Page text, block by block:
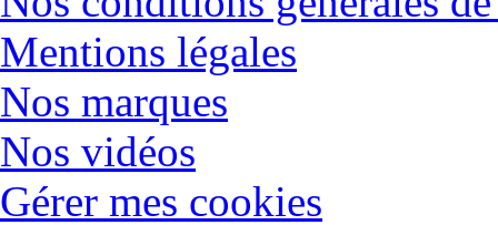
Mentions légales
Nos marques
Nos vidéos
Gérer mes cookies